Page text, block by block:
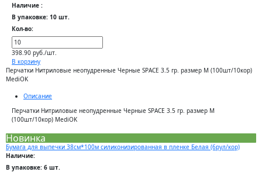
Наличие :
В упаковке: 10 шт.
Кол-во:
398.90 руб./шт.
В корзину
Перчатки Нитриловые неопудренные Черные SPACE 3.5 гр. размер M (100шт/10кор)
MediOK
Описание
Перчатки Нитриловые неопудренные Черные SPACE 3.5 гр. размер M
(100шт/10кор) MediOK
Новинка
Бумага для выпечки 38см*100м силиконизированная в пленке Белая (6рул/кор)
Наличие:
В упаковке: 6 шт.